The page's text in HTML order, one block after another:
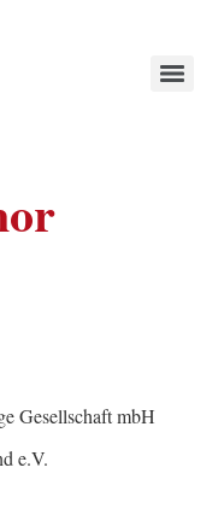
Gesellschaft mbH
e.V.